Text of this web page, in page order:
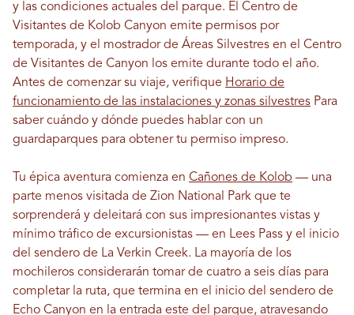
y las condiciones actuales del parque. El Centro de
Visitantes de Kolob Canyon emite permisos por
temporada, y el mostrador de Áreas Silvestres en el Centro
de Visitantes de Canyon los emite durante todo el año.
Antes de comenzar su viaje, verifique Horario de
funcionamiento de las instalaciones y zonas silvestres Para
saber cuándo y dónde puedes hablar con un
guardaparques para obtener tu permiso impreso.
Tu épica aventura comienza en Cañones de Kolob — una
parte menos visitada de Zion National Park que te
sorprenderá y deleitará con sus impresionantes vistas y
mínimo tráfico de excursionistas — en Lees Pass y el inicio
del sendero de La Verkin Creek. La mayoría de los
mochileros considerarán tomar de cuatro a seis días para
completar la ruta, que termina en el inicio del sendero de
Echo Canyon en la entrada este del parque, atravesando